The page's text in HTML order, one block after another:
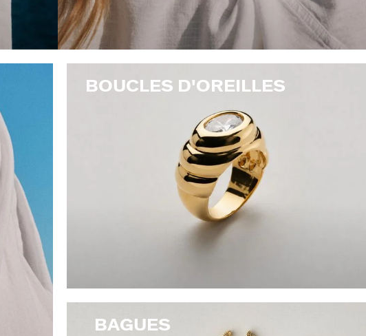
BOUCLES D'OREILLES
BAGUES